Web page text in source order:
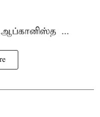
...